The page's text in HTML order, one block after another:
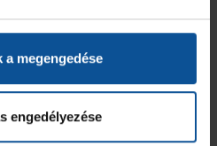
a megengedése
engedélyezése